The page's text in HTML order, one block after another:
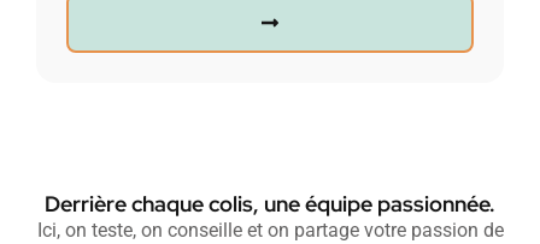
Derrière chaque colis, une équipe passionnée.
Ici, on teste, on conseille et on partage votre passion de